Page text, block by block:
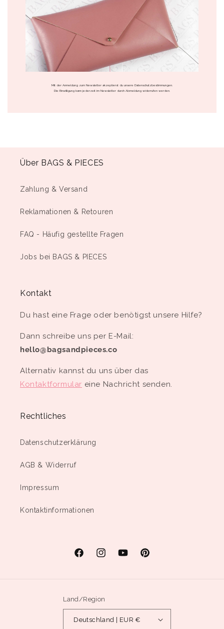
Mit der Anmeldung zum Newsletter akzeptierst du unsere Datenschutzbestimmungen.
Die Einwilligung kann jederzeit im Newsletter durch Abmeldung widerrufen werden.
Über BAGS & PIECES
Zahlung & Versand
Reklamationen & Retouren
FAQ - Häufig gestellte Fragen
Jobs bei BAGS & PIECES
Kontakt
Du hast eine Frage oder benötigst unsere Hilfe?
Dann schreibe uns per E-Mail:
hello@bagsandpieces.co
Alternativ kannst du uns über das
Kontaktformular eine Nachricht senden.
Rechtliches
Datenschutzerklärung
AGB & Widerruf
Impressum
Kontaktinformationen
FacebookInstagramYouTubePinterest
Land/Region
Deutschland | EUR €